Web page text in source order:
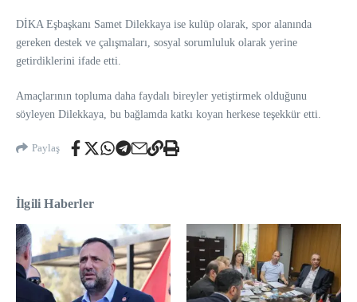
DİKA Eşbaşkanı Samet Dilekkaya ise kulüp olarak, spor alanında
gereken destek ve çalışmaları, sosyal sorumluluk olarak yerine
getirdiklerini ifade etti.
Amaçlarının topluma daha faydalı bireyler yetiştirmek olduğunu
söyleyen Dilekkaya, bu bağlamda katkı koyan herkese teşekkür etti.
Paylaş
İlgili Haberler